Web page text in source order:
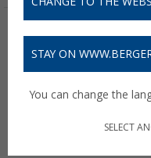
-17%
STAY ON
You can change the
SELECT